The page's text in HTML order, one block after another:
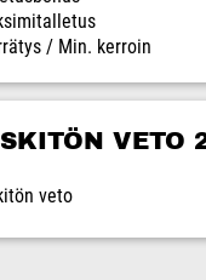
/ Min. kerroin
VETO
veto